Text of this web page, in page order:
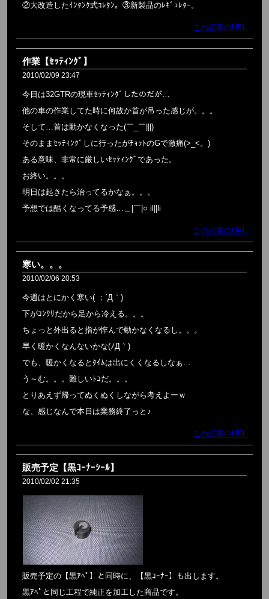
②大改造したｲﾝﾀﾝｸ式ｺﾚﾀﾝ。③新製品のﾚｷﾞｭﾚﾀｰ。
この記事のURL
作業【ｾｯﾃｨﾝｸﾞ】
2010/02/09 23:47
今日は32GTRの現車ｾｯﾃｨﾝｸﾞしたのだが…
他の車の作業してた時に何故か首が吊った感じが。。。
そして…首は動かなくなった(￣_￣|||)
そのままｾｯﾃｨﾝｸﾞしに行ったがﾁｮｯﾄのGで激痛(>_<。)
ある意味、非常に厳しいｾｯﾃｨﾝｸﾞであった。
お終い。。。
明日は起きたら治ってるかなぁ。。。
予想では酷くなってる予感…＿|￣|○ il||li
この記事のURL
寒い。。。
2010/02/06 20:53
今週はとにかく寒い( ；´Д｀)
下がｺﾝｸﾘだから足から冷える。。。
ちょっと外出ると指が悴んで動かなくなるし。。。
早く暖かくなんないかな(ﾉД｀)
でも、暖かくなるとﾀｲﾑは出にくくなるしなぁ…
う～む。。。難しいﾄｺだ。。。
とりあえず帰ってぬくぬくしながら考えよーｗ
な、感じなんで本日は業務終了っと♪
この記事のURL
販売予定【黒ｺｰﾅｰｼｰﾙ】
2010/02/02 21:35
販売予定の【黒ｱﾍﾟ】と同時に、【黒ｺｰﾅｰ】も出します。
黒ｱﾍﾟと同じ工程で純正を加工した商品です。